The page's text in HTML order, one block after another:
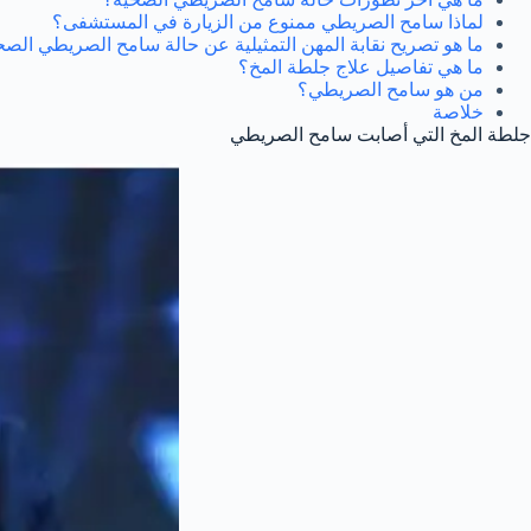
لماذا سامح الصريطي ممنوع من الزيارة في المستشفى؟
ما هو تصريح نقابة المهن التمثيلية عن حالة سامح الصريطي
ما هي تفاصيل علاج جلطة المخ؟
من هو سامح الصريطي؟
خلاصة
جلطة المخ التي أصابت سامح الصريطي